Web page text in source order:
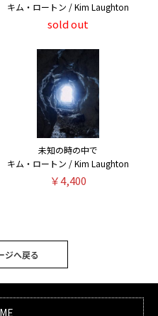
キム・ロートン / Kim Laughton
sold out
未知の時の中で
キム・ロートン / Kim Laughton
￥4,400
ジへ戻る